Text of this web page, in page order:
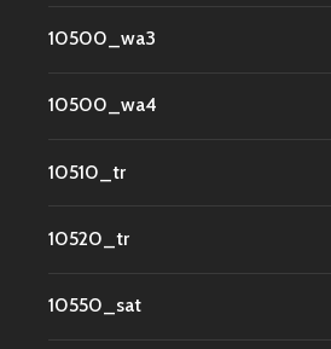
10500_wa3
10500_wa4
10510_tr
10520_tr
10550_sat